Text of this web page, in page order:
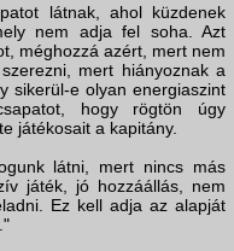
látnak, ahol küzdenek
nem adja fel soha. Azt
méghozzá azért, mert nem
mert hiányoznak a
sikerül-e olyan energiaszint
hogy rögtön úgy
játékosait a kapitány.
látni, mert nincs más
játék, jó hozzáállás, nem
Ez kell adja az alapját